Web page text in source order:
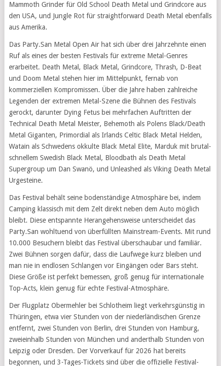
Mammoth Grinder für Old School Death Metal und Grindcore aus
den USA, und Jungle Rot für straightforward Death Metal ebenfalls
aus Amerika.
Das Party.San Metal Open Air hat sich über drei Jahrzehnte einen
Ruf als eines der besten Festivals für extreme Metal-Genres
erarbeitet. Death Metal, Black Metal, Grindcore, Thrash, D-Beat
und Doom Metal stehen hier im Mittelpunkt, fernab von
kommerziellen Kompromissen. Über die Jahre haben zahlreiche
Legenden der extremen Metal-Szene die Bühnen des Festivals
gerockt, darunter Dying Fetus bei mehrfachen Auftritten der
Technical Death Metal Meister, Behemoth als Polens Black/Death
Metal Giganten, Primordial als Irlands Celtic Black Metal Helden,
Watain als Schwedens okkulte Black Metal Elite, Marduk mit brutal-
schnellem Swedish Black Metal, Bloodbath als Death Metal
Supergroup um Dan Swanö, und Unleashed als Viking Death Metal
Urgesteine.
Das Festival behält seine bodenständige Atmosphäre bei, indem
Camping klassisch mit dem Zelt direkt neben dem Auto möglich
bleibt. Diese entspannte Herangehensweise unterscheidet das
Party.San wohltuend von überfüllten Mainstream-Events. Mit rund
10.000 Besuchern bleibt das Festival überschaubar und familiär.
Zwei Bühnen sorgen dafür, dass die Laufwege kurz bleiben und
man nie in endlosen Schlangen vor Eingängen oder Bars steht.
Diese Größe ist perfekt bemessen, groß genug für internationale
Top-Acts, klein genug für echte Festival-Atmosphäre.
Der Flugplatz Obermehler bei Schlotheim liegt verkehrsgünstig in
Thüringen, etwa vier Stunden von der niederländischen Grenze
entfernt, zwei Stunden von Berlin, drei Stunden von Hamburg,
zweieinhalb Stunden von München und anderthalb Stunden von
Leipzig oder Dresden. Der Vorverkauf für 2026 hat bereits
begonnen, und 3-Tages-Tickets sind über die offizielle Festival-